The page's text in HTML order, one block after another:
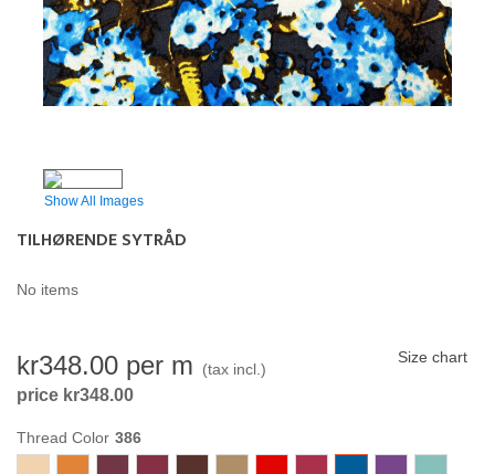
Show All Images
TILHØRENDE SYTRÅD
No items
kr348.00 per m (tax incl.)
price kr348.00
Size chart
Thread Color